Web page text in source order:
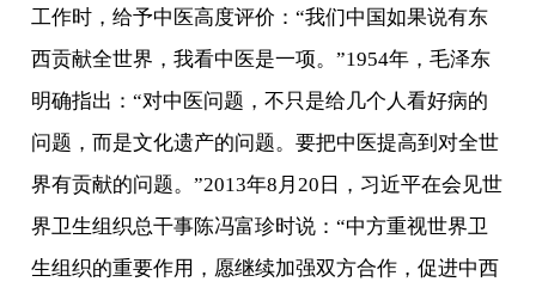
工作时，给予中医高度评价：“我们中国如果说有东
西贡献全世界，我看中医是一项。”1954年，毛泽东
明确指出：“对中医问题，不只是给几个人看好病的
问题，而是文化遗产的问题。要把中医提高到对全世
界有贡献的问题。”2013年8月20日，习近平在会见世
界卫生组织总干事陈冯富珍时说：“中方重视世界卫
生组织的重要作用，愿继续加强双方合作，促进中西